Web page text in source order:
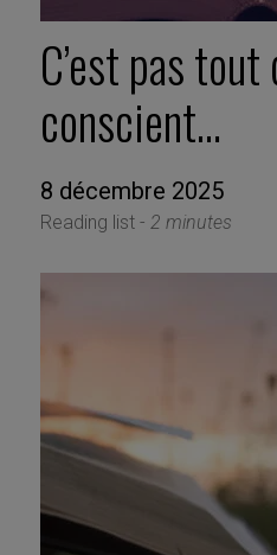
C’est pas tout
conscient…
8 décembre 2025
Reading list - 2 minutes